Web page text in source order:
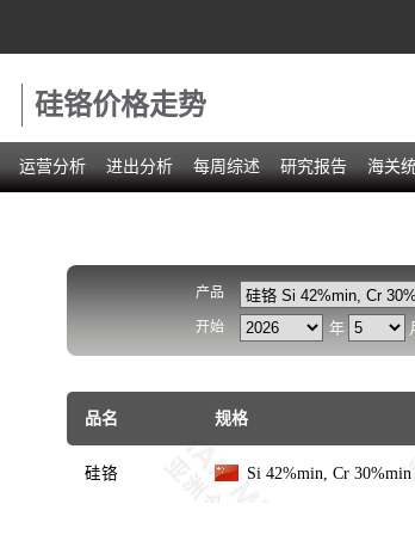
硅铬价格走势
运营分析 进出分析 每周综述 研究报告 海关
产品
开始 年
品名 规格
硅铬 Si 42%min, Cr 30%min